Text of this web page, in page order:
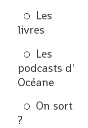
Les
livres
Les
podcasts d'
Océane
On sort
?